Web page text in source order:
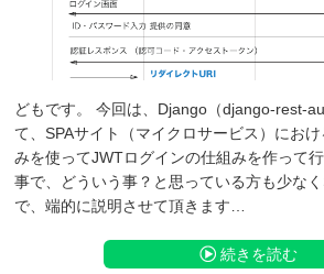
どもです。 今回は、Django（django-rest-
て、SPAサイト（マイクロサービス）にお
みを使ってJWTログインの仕組みを作って
事で、どういう事？と思っている方も少な
で、端的に説明させて頂きます…
続きを読む